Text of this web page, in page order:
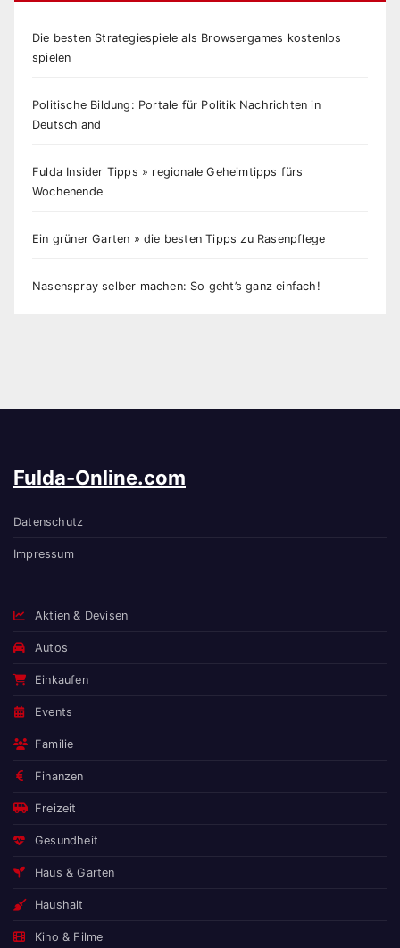
Die besten Strategiespiele als Browsergames kostenlos
spielen
Politische Bildung: Portale für Politik Nachrichten in
Deutschland
Fulda Insider Tipps » regionale Geheimtipps fürs
Wochenende
Ein grüner Garten » die besten Tipps zu Rasenpflege
Nasenspray selber machen: So geht’s ganz einfach!
Fulda-Online.com
Datenschutz
Impressum
Aktien & Devisen
Autos
Einkaufen
Events
Familie
Finanzen
Freizeit
Gesundheit
Haus & Garten
Haushalt
Kino & Filme